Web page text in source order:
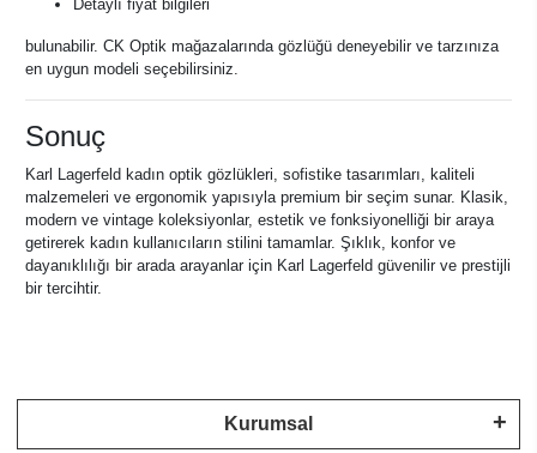
Detaylı fiyat bilgileri
bulunabilir. CK Optik mağazalarında gözlüğü deneyebilir ve tarzınıza
en uygun modeli seçebilirsiniz.
Sonuç
Karl Lagerfeld kadın optik gözlükleri, sofistike tasarımları, kaliteli
malzemeleri ve ergonomik yapısıyla premium bir seçim sunar. Klasik,
modern ve vintage koleksiyonlar, estetik ve fonksiyonelliği bir araya
getirerek kadın kullanıcıların stilini tamamlar. Şıklık, konfor ve
dayanıklılığı bir arada arayanlar için Karl Lagerfeld güvenilir ve prestijli
bir tercihtir.
Kurumsal